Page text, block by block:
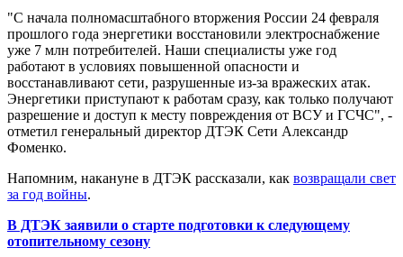
"С начала полномасштабного вторжения России 24 февраля
прошлого года энергетики восстановили электроснабжение
уже 7 млн потребителей. Наши специалисты уже год
работают в условиях повышенной опасности и
восстанавливают сети, разрушенные из-за вражеских атак.
Энергетики приступают к работам сразу, как только получают
разрешение и доступ к месту повреждения от ВСУ и ГСЧС", -
отметил генеральный директор ДТЭК Сети Александр
Фоменко.
Напомним, накануне в ДТЭК рассказали, как возвращали свет
за год войны.
В ДТЭК заявили о старте подготовки к следующему
отопительному сезону